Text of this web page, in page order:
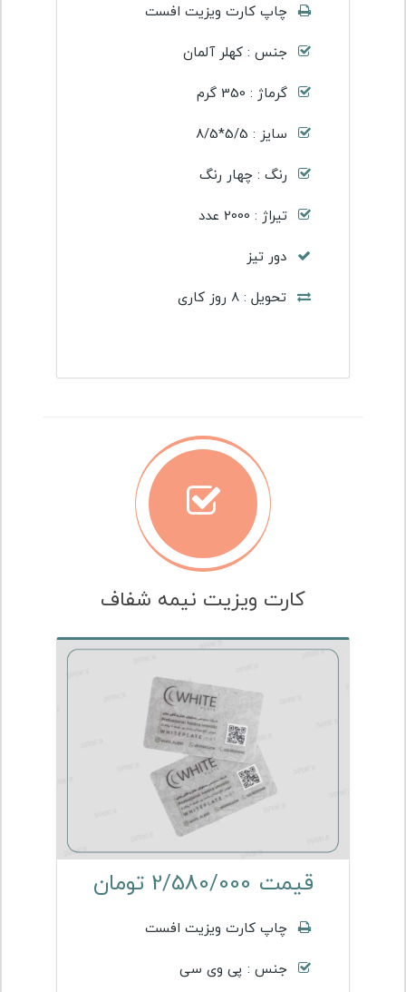
چاپ کارت ویزیت افست
جنس : کهلر آلمان
گرماژ : 350 گرم
سایز : 5/5*8/5
رنگ : چهار رنگ
تیراژ : 2000 عدد
دور تیز
تحویل : 8 روز کاری
کارت ویزیت نیمه شفاف
قیمت 2/580/000 تومان
چاپ کارت ویزیت افست
جنس : پی وی سی